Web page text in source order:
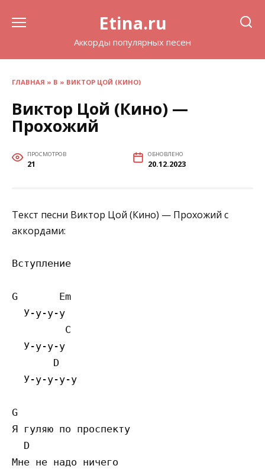
Etina.ru
Аккорды популярных песен
ГЛАВНАЯ » В » ВИКТОР ЦОЙ (КИНО)
Виктор Цой (Кино) —
Прохожий
ПРОСМОТРОВ
21
ОБНОВЛЕНО
20.12.2023
Текст песни Виктор Цой (Кино) — Прохожий с
аккордами:
Вступление
G       Em
  У-у-у-у
         C
  У-у-у-у
       D
  У-у-у-у-у
G
Я гуляю по проспекту
  D
Мне не надо ничего